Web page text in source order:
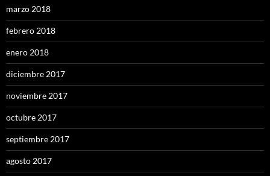
marzo 2018
febrero 2018
enero 2018
diciembre 2017
noviembre 2017
octubre 2017
septiembre 2017
agosto 2017